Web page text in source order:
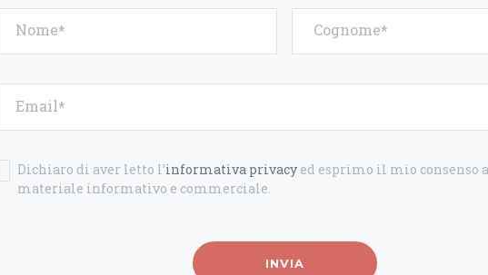
Nome Cognome
Email
Dichiaro di aver letto l’informativa privacyed esprimo il mio consenso
materiale informativo e commerciale.
INVIA